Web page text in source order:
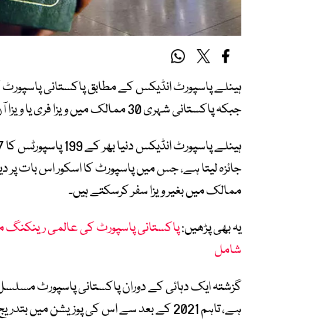
جبکہ پاکستانی شہری 30 ممالک میں ویزا فری یا ویزا آن ارائیول رسائی حاصل کرسکتے ہیں۔
جائزہ لیتا ہے، جس میں پاسپورٹ کا اسکور اس بات پر
ممالک میں بغیر ویزا سفر کرسکتے ہیں۔
یہ بھی پڑھیں:
شامل
گزشتہ ایک دہائی کے دوران پاکستانی پاسپورٹ مسلسل
ہے، تاہم 2021 کے بعد سے اس کی پوزیشن میں بتدریج بہتری دیکھی گئی۔